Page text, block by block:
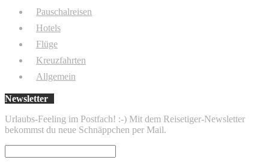
Pauschalreisen
Hotels
Flüge
Kreuzfahrten
Allgemein
Newsletter
Urlaubs-Feeling im Postfach! :-) Mit dem Reisetiger-Newsletter
bekommst du neue Schnäppchen per Mail.